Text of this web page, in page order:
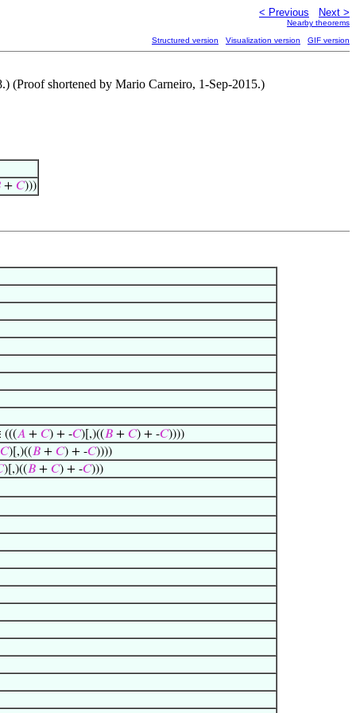
< Previous Next >
Nearby theorems
Structured version Visualization version GIF version
(Proof shortened by Mario Carneiro, 1-Sep-2015.)
+ 𝐶)))
(((𝐴 + 𝐶) + -𝐶)[,)((𝐵 + 𝐶) + -𝐶))))
𝐶)[,)((𝐵 + 𝐶) + -𝐶))))
)[,)((𝐵 + 𝐶) + -𝐶)))